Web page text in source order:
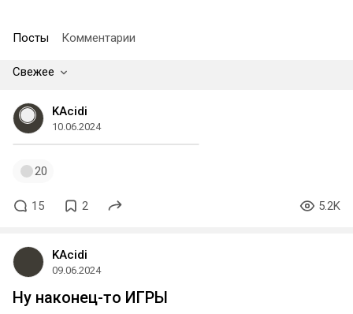
Посты Комментарии
Свежее
KAcidi
10.06.2024
20
15 2 5.2K
KAcidi
09.06.2024
Ну наконец-то ИГРЫ